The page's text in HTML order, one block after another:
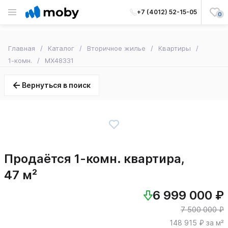
+7 (4012) 52-15-05 0
Главная Каталог Вторичное жилье
Квартиры
1-комн.
MX48331
Вернуться в поиск
Продаётся 1-комн. квартира,
47 м²
6 999 000 ₽
7 500 000 ₽
148 915 ₽ за м²